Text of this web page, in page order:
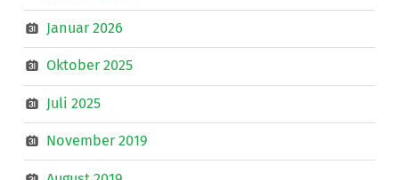
Januar 2026
Oktober 2025
Juli 2025
November 2019